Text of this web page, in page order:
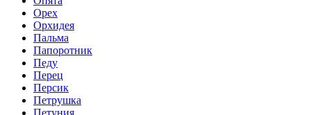
Орех
Орхидея
Пальма
Папоротник
Педу
Перец
Персик
Петрушка